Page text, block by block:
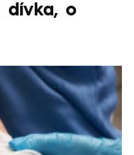
dívka, o